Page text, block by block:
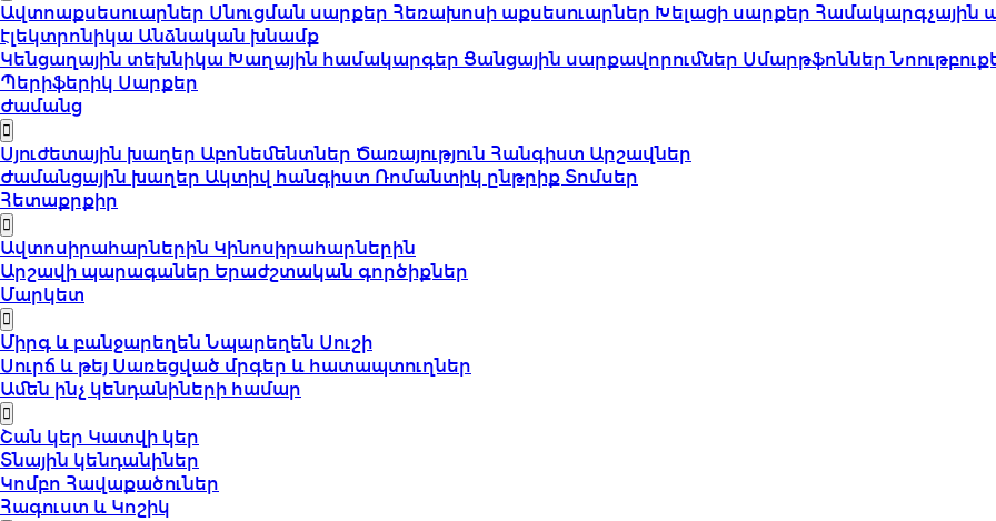
Ավտոաքսեսուարներ Սնուցման սարքեր Հեռախոսի աքսեսուարներ Խելացի սարքեր Համակարգչային
էլեկտրոնիկա Անձնական խնամք
Կենցաղային տեխնիկա Խաղային համակարգեր Ցանցային սարքավորումներ Սմարթֆոններ
Պերիֆերիկ Սարքեր
Ժամանց
Սյուժետային խաղեր Աբոնեմենտներ Ծառայություն Հանգիստ Արշավներ
Ժամանցային խաղեր Ակտիվ հանգիստ Ռոմանտիկ ընթրիք Տոմսեր
Հետաքրքիր
Ավտոսիրահարներին Կինոսիրահարներին
Արշավի պարագաներ Երաժշտական գործիքներ
Մարկետ
Միրգ և բանջարեղենՆպարեղեն Սուշի
Սուրճ և թեյ Սառեցված մրգեր և հատապտուղներ
Ամեն ինչ կենդանիների համար
Շան կեր Կատվի կեր
Տնային կենդանիներ
Կոմբո Հավաքածուներ
Հագուստ և Կոշիկ